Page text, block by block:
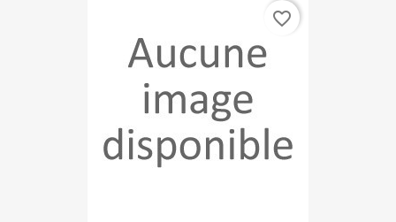
favorite_border